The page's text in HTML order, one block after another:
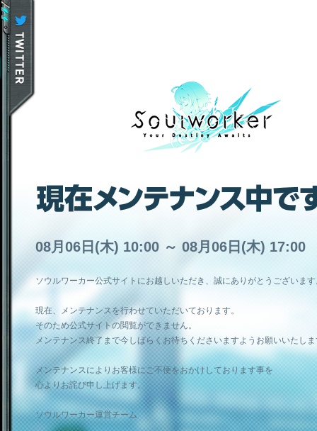
08月06日(木) 10:00 ～ 08月06日(木) 17:00
ソウルワーカー公式サイトにお越しいただき、誠にありがとうございま
現在、メンテナンスを行わせていただいております。
そのため公式サイトの閲覧ができません。
メンテナンス終了まで今しばらくお待ちくださいますようお願いいたし
メンテナンスによりお客様にご不便をおかけしております事を
心よりお詫び申し上げます。
ソウルワーカー運営チーム